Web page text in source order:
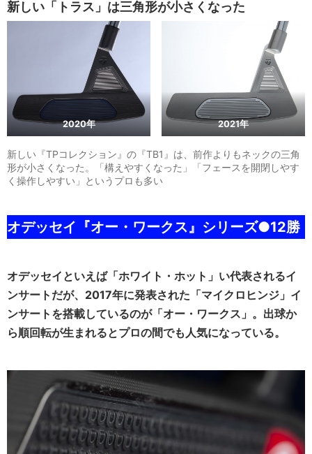
新しい「トラス」は三角形が小さくなった
2020年 2021年
新しい『TPコレクション』の『TB1』は、前作よりもネックの三角
形が小さくなった。「構えやすくなった」「フェースを開閉しやす
く操作しやすい」というプロも多い
オデッセイ『オー・ワークス』シリーズ●12勝
オデッセイといえば「ホワイト・ホット」い代表されるイ
ンサートだが、2017年に発表された「マイクロヒンジ」イ
ンサートを搭載しているのが「オー・ワークス」。出球か
ら順回転が生まれるとプロの間でも人気になっている。